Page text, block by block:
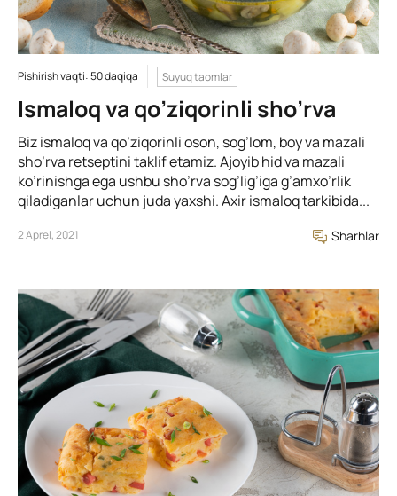
Pishirish vaqti: 50 daqiqa Suyuq taomlar
Ismaloq va qo’ziqorinli sho’rva
Biz ismaloq va qo’ziqorinli oson, sog’lom, boy va mazali
sho’rva retseptini taklif etamiz. Ajoyib hid va mazali
ko’rinishga ega ushbu sho’rva sog’lig’iga g’amxo’rlik
qiladiganlar uchun juda yaxshi. Axir ismaloq tarkibida...
2 Aprel, 2021 Sharhlar